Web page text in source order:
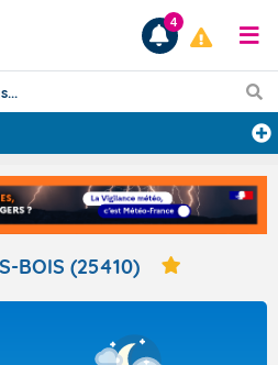
RÉSULTATS
Articles
4
BOIS (25410)